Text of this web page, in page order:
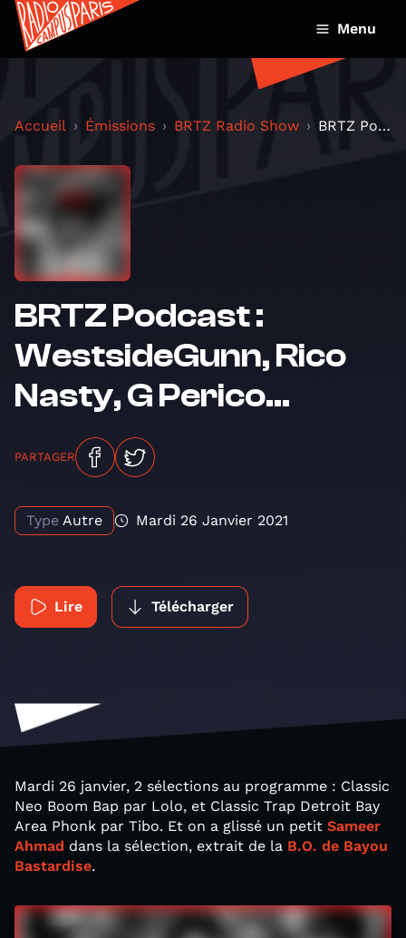
Menu
Accueil Émissions BRTZ Radio Show BRTZ Podcast : WestsideGunn, Rico Nasty, G Perico....
BRTZ Podcast :
WestsideGunn, Rico
Nasty, G Perico...
PARTAGER
Type Autre Mardi 26 Janvier 2021
Lire Télécharger
Mardi 26 janvier, 2 sélections au programme : Classic
Neo Boom Bap par Lolo, et Classic Trap Detroit Bay
Area Phonk par Tibo. Et on a glissé un petit Sameer
Ahmad dans la sélection, extrait de la B.O. de Bayou
Bastardise.